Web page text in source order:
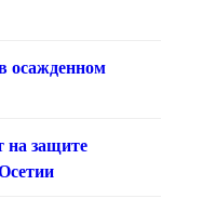
осажденном
на защите